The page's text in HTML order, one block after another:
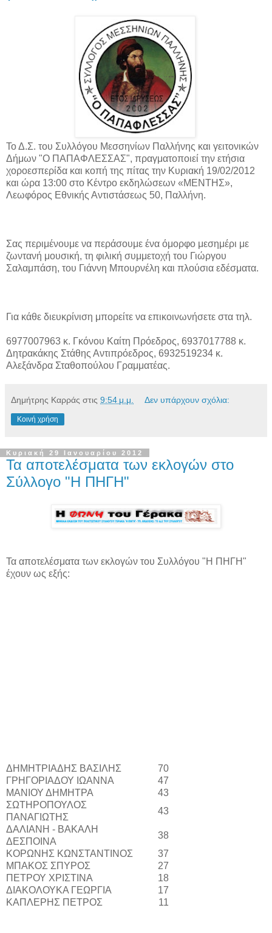
Το Δ.Σ. του Συλλόγου Μεσσηνίων Παλλήνης και γειτονικών
Δήμων "Ο ΠΑΠΑΦΛΕΣΣΑΣ", πραγματοποιεί την ετήσια
χοροεσπερίδα και κοπή της πίτας την Κυριακή 19/02/2012
και ώρα 13:00 στο Κέντρο εκδηλώσεων «ΜΕΝΤΗΣ»,
Λεωφόρος Εθνικής Αντιστάσεως 50, Παλλήνη.
Σας περιμένουμε να περάσουμε ένα όμορφο μεσημέρι με
ζωντανή μουσική, τη φιλική συμμετοχή του Γιώργου
Σαλαμπάση, του Γιάννη Μπουρνέλη και πλούσια εδέσματα.
Για κάθε διευκρίνιση μπορείτε να επικοινωνήσετε στα τηλ.
6977007963 κ. Γκόνου Καίτη Πρόεδρος, 6937017788 κ.
Δητρακάκης Στάθης Αντιπρόεδρος, 6932519234 κ.
Αλεξάνδρα Σταθοπούλου Γραμματέας.
Δημήτρης Καρράς στις 9:54 μ.μ. Δεν υπάρχουν σχόλια:
Κοινή χρήση
Κυριακή 29 Ιανουαρίου 2012
Τα αποτελέσματα των εκλογών στο
Σύλλογο "Η ΠΗΓΗ"
Τα αποτελέσματα των εκλογών του Συλλόγου "Η ΠΗΓΗ"
έχουν ως εξής:
ΔΗΜΗΤΡΙΑΔΗΣ ΒΑΣΙΛΗΣ
70
ΓΡΗΓΟΡΙΑΔΟΥ ΙΩΑΝΝΑ
47
ΜΑΝΙΟΥ ΔΗΜΗΤΡΑ
43
ΣΩΤΗΡΟΠΟΥΛΟΣ
ΠΑΝΑΓΙΩΤΗΣ
43
ΔΑΛΙΑΝΗ - ΒΑΚΑΛΗ
ΔΕΣΠΟΙΝΑ
38
ΚΟΡΩΝΗΣ ΚΩΝΣΤΑΝΤΙΝΟΣ
37
ΜΠΑΚΟΣ ΣΠΥΡΟΣ
27
ΠΕΤΡΟΥ ΧΡΙΣΤΙΝΑ
18
ΔΙΑΚΟΛΟΥΚΑ ΓΕΩΡΓΙΑ
17
ΚΑΠΛΕΡΗΣ ΠΕΤΡΟΣ
11